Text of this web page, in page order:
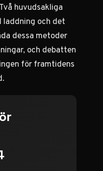
huvudsakliga
och det
dessa metoder
och debatten
för framtidens